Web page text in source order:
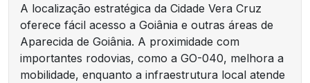
A localização estratégica da Cidade Vera Cruz
oferece fácil acesso a Goiânia e outras áreas de
Aparecida de Goiânia. A proximidade com
importantes rodovias, como a GO-040, melhora a
mobilidade, enquanto a infraestrutura local atende